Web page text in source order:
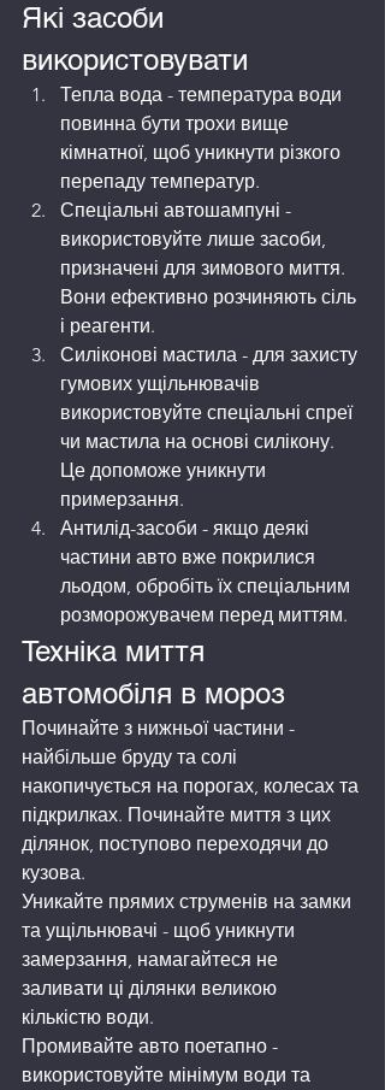
Які засоби
використовувати
Тепла вода - температура води
повинна бути трохи вище
кімнатної, щоб уникнути різкого
перепаду температур.
Спеціальні автошампуні -
використовуйте лише засоби,
призначені для зимового миття.
Вони ефективно розчиняють сіль
і реагенти.
Силіконові мастила - для захисту
гумових ущільнювачів
використовуйте спеціальні спреї
чи мастила на основі силікону.
Це допоможе уникнути
примерзання.
Антилід-засоби - якщо деякі
частини авто вже покрилися
льодом, обробіть їх спеціальним
розморожувачем перед миттям.
Техніка миття
автомобіля в мороз
Починайте з нижньої частини -
найбільше бруду та солі
накопичується на порогах, колесах та
підкрилках. Починайте миття з цих
ділянок, поступово переходячи до
кузова.
Уникайте прямих струменів на замки
та ущільнювачі - щоб уникнути
замерзання, намагайтеся не
заливати ці ділянки великою
кількістю води.
Промивайте авто поетапно -
використовуйте мінімум води та